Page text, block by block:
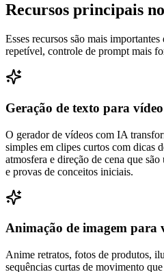
Recursos principais
Esses recursos são mais
repetível, controle de prompt mais
Geração de texto para vídeo
O gerador de vídeos com IA
simples em clipes curtos com dicas
atmosfera e direção de cena que
e provas de conceitos iniciais.
Animação de imagem para
Anime retratos, fotos de produtos,
sequências curtas de movimento